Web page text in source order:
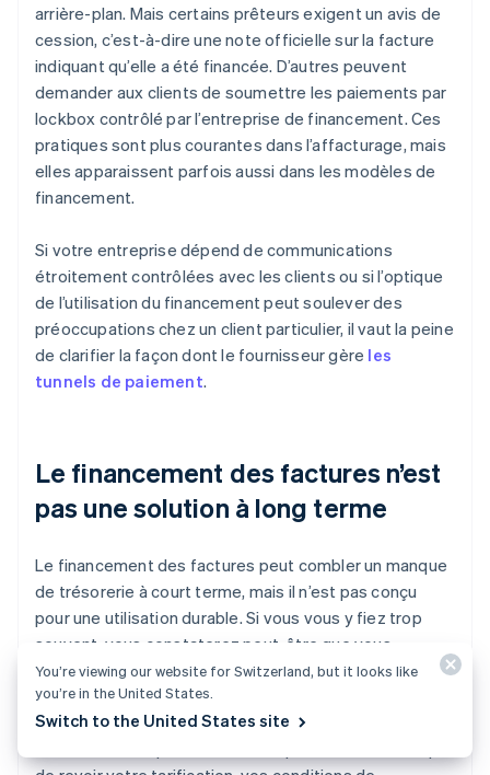
arrière-plan. Mais certains prêteurs exigent un avis de
cession, c’est-à-dire une note officielle sur la facture
indiquant qu’elle a été financée. D’autres peuvent
demander aux clients de soumettre les paiements par
lockbox contrôlé par l’entreprise de financement. Ces
pratiques sont plus courantes dans l’affacturage, mais
elles apparaissent parfois aussi dans les modèles de
financement.
Si votre entreprise dépend de communications
étroitement contrôlées avec les clients ou si l’optique
de l’utilisation du financement peut soulever des
préoccupations chez un client particulier, il vaut la peine
de clarifier la façon dont le fournisseur gère les
tunnels de paiement.
Le financement des factures n’est
pas une solution à long terme
Le financement des factures peut combler un manque
de trésorerie à court terme, mais il n’est pas conçu
pour une utilisation durable. Si vous vous y fiez trop
souvent, vous constaterez peut-être que vous
financez des travaux futurs uniquement pour couvrir
les coûts de projets antérieurs. Si vous utilisez
régulièrement le financement de factures pour
You’re viewing our website for Switzerland, but it looks like
you’re in the United States.
Switch to the United States site